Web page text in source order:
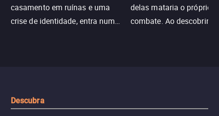
casamento em ruínas e uma
crise de identidade, entra num
delas mataria o próprio
combate. Ao descobrir a
Descubra